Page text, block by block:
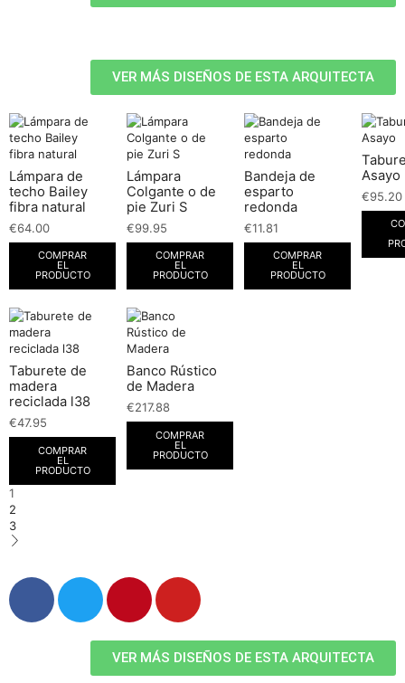
VER MÁS DISEÑOS DE ESTA ARQUITECTA
Lámpara de
techo Bailey
fibra natural
€64.00
COMPRAR
EL
PRODUCTO
Lámpara
Colgante o de
pie Zuri S
€99.95
COMPRAR
EL
PRODUCTO
Bandeja de
esparto
redonda
€11.81
COMPRAR
EL
PRODUCTO
Asayo
€95.20
Taburete de
madera
reciclada l38
€47.95
COMPRAR
EL
PRODUCTO
Banco Rústico
de Madera
€217.88
COMPRAR
EL
PRODUCTO
1
2
3
VER MÁS DISEÑOS DE ESTA ARQUITECTA